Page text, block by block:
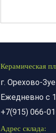
Керамическая
г. Орехово-
Ежедневно с
+7(915) 066-
Адрес склада: